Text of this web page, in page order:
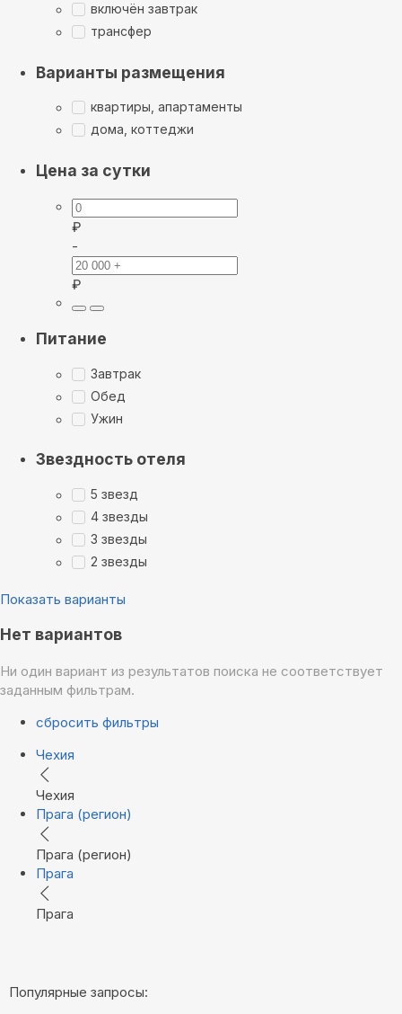
включён завтрак
трансфер
Варианты размещения
квартиры, апартаменты
дома, коттеджи
Цена за сутки
₽
-
₽
Питание
Завтрак
Обед
Ужин
Звездность отеля
5 звезд
4 звезды
3 звезды
2 звезды
Показать варианты
Нет вариантов
Ни один вариант из результатов поиска не соответствует
заданным фильтрам.
сбросить фильтры
Чехия
Чехия
Прага (регион)
Прага (регион)
Прага
Прага
Популярные запросы: